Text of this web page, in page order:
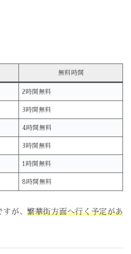
無料時間
2時間無料
3時間無料
4時間無料
3時間無料
1時間無料
8時間無料
が、 繁華街方面へ行く予定があ